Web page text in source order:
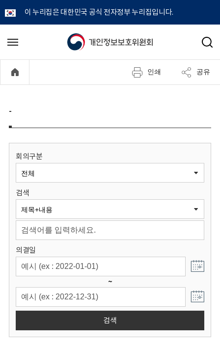
이 누리집은 대한민국 공식 전자정부 누리집입니다.
개
정
보
원
회
메
기
검
인쇄 공유
-
회의구분
검색
의결일
~
검색